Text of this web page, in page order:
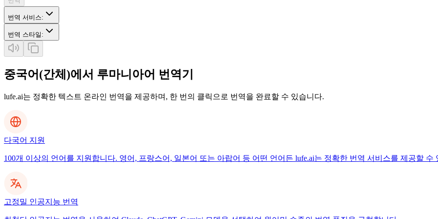
번역 서비스:
번역 스타일 :
중국어(간체)에서 루마니아어 번역기
lufe.ai는 정확한 텍스트 온라인 번역을 제공하며, 한 번의 클릭으로 번역을 완료할 수 있습니다.
다국어 지원
100개 이상의 언어를 지원합니다. 영어, 프랑스어, 일본어 또는 아랍어 등 어떤 언어든 lufe.ai는 정확한 번역 서비스를 제공할 수
고정밀 인공지능 번역